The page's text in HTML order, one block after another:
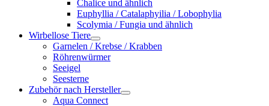
Chalice und ähnlich
Euphyllia / Catalaphyilia / Lobophylia
Scolymia / Fungia und ähnlich
Wirbellose Tiere
Garnelen / Krebse / Krabben
Röhrenwürmer
Seeigel
Seesterne
Zubehör nach Hersteller
Aqua Connect